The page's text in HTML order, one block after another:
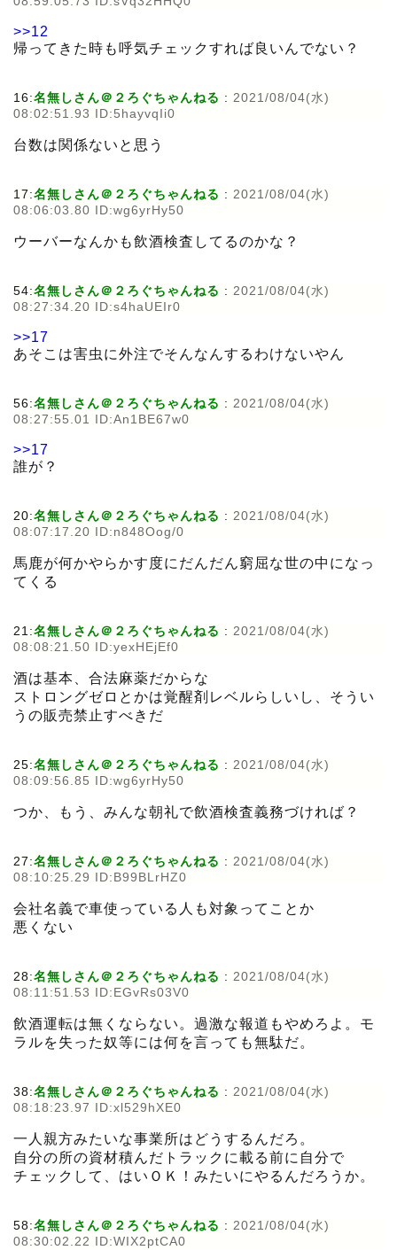
>>12
帰ってきた時も呼気チェックすれば良いんでない？
16:名無しさん＠２ろぐちゃんねる : 2021/08/04(水)
08:02:51.93 ID:5hayvqIi0
台数は関係ないと思う
17:名無しさん＠２ろぐちゃんねる : 2021/08/04(水)
08:06:03.80 ID:wg6yrHy50
ウーバーなんかも飲酒検査してるのかな？
54:名無しさん＠２ろぐちゃんねる : 2021/08/04(水)
08:27:34.20 ID:s4haUEIr0
>>17
あそこは害虫に外注でそんなんするわけないやん
56:名無しさん＠２ろぐちゃんねる : 2021/08/04(水)
08:27:55.01 ID:An1BE67w0
>>17
誰が？
20:名無しさん＠２ろぐちゃんねる : 2021/08/04(水)
08:07:17.20 ID:n848Oog/0
馬鹿が何かやらかす度にだんだん窮屈な世の中になっ
てくる
21:名無しさん＠２ろぐちゃんねる : 2021/08/04(水)
08:08:21.50 ID:yexHEjEf0
酒は基本、合法麻薬だからな
ストロングゼロとかは覚醒剤レベルらしいし、そうい
うの販売禁止すべきだ
25:名無しさん＠２ろぐちゃんねる : 2021/08/04(水)
08:09:56.85 ID:wg6yrHy50
つか、もう、みんな朝礼で飲酒検査義務づければ？
27:名無しさん＠２ろぐちゃんねる : 2021/08/04(水)
08:10:25.29 ID:B99BLrHZ0
会社名義で車使っている人も対象ってことか
悪くない
28:名無しさん＠２ろぐちゃんねる : 2021/08/04(水)
08:11:51.53 ID:EGvRs03V0
飲酒運転は無くならない。過激な報道もやめろよ。モ
ラルを失った奴等には何を言っても無駄だ。
38:名無しさん＠２ろぐちゃんねる : 2021/08/04(水)
08:18:23.97 ID:xl529hXE0
一人親方みたいな事業所はどうするんだろ。
自分の所の資材積んだトラックに載る前に自分で
チェックして、はいＯＫ！みたいにやるんだろうか。
58:名無しさん＠２ろぐちゃんねる : 2021/08/04(水)
08:30:02.22 ID:WIX2ptCA0